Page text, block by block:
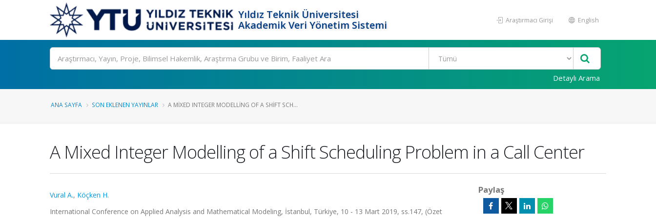
Yıldız Teknik Üniversitesi
Akademik Veri Yönetim Sistemi
Araştırmacı Girişi English
Ara
Detaylı Arama
ANA SAYFA SON EKLENEN YAYINLAR A MIXED INTEGER MODELLING OF A SHIFT SCH...
A Mixed Integer Modelling of a Shift Scheduling Problem in a Call Center
Vural A., Köçken H.
International Conference on Applied Analysis and Mathematical Modeling, İstanbul, Türkiye, 10 - 13 Mart 2019, ss.147, (Özet
Paylaş